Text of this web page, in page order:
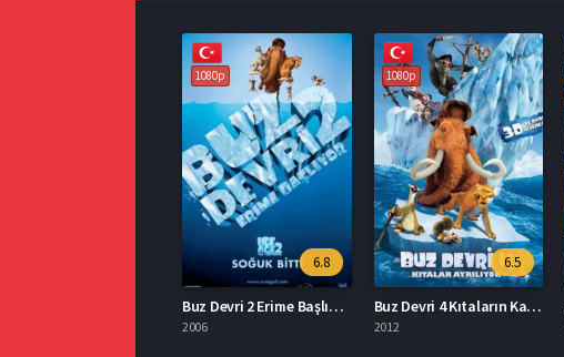
1080p
6.8
Buz Devri 2 Erime Başlıyor Full İzle
2006
1080p
6.5
Buz Devri 4 Kıtaların Kayması Türkçe Dublaj Full İzle
2012